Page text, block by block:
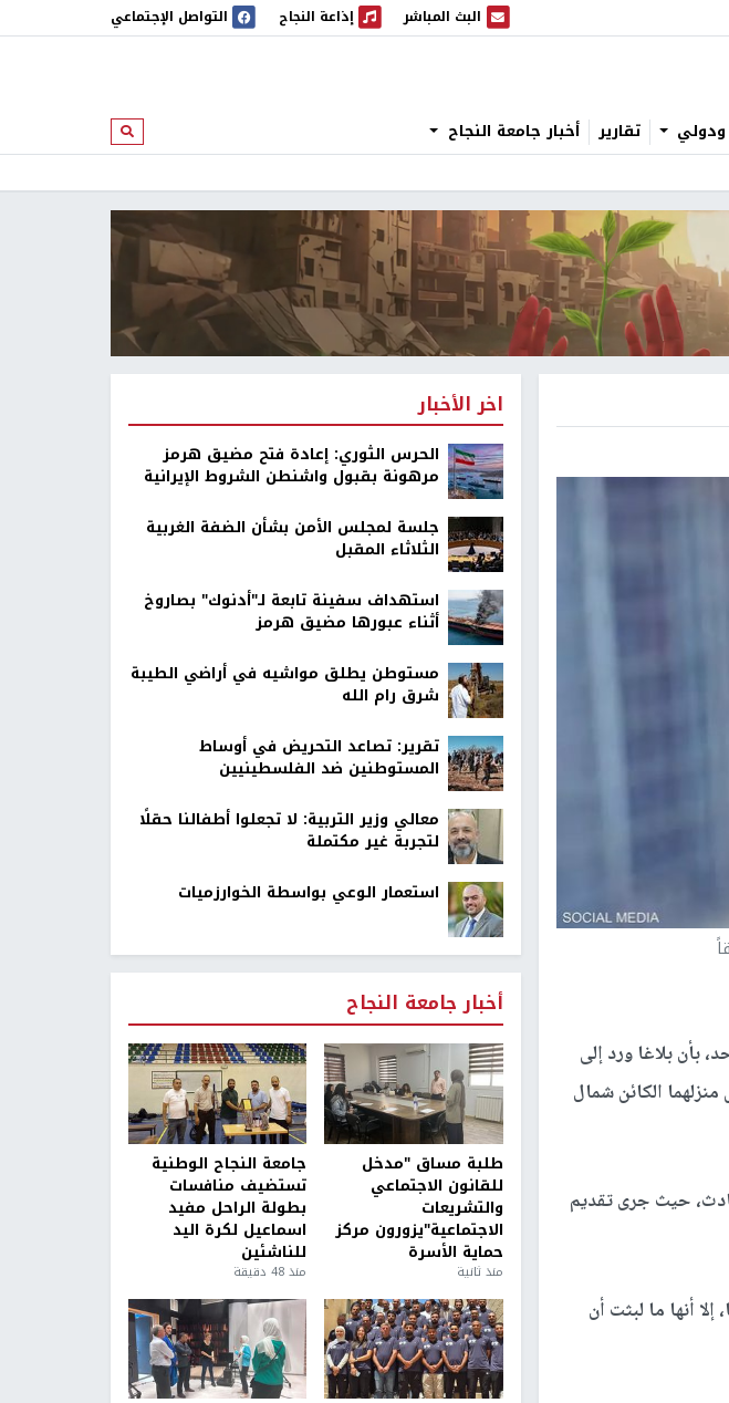
البث المباشر
البث المباشر إذاعة النجاح
إذاعة النجاح التواصل الإجتماعي
تقارير أخبار جامعة النجاح ابحث
بأن بلاغا ورد إلى
الكائن شمال
حيث جرى تقديم
أنها ما لبثت أن
اخر الأخبار
الحرس الثوري: إعادة فتح مضيق هرمز
مرهونة بقبول واشنطن الشروط الإيرانية
جلسة لمجلس الأمن بشأن الضفة الغربية
الثلاثاء المقبل
استهداف سفينة تابعة لـ"أدنوك" بصاروخ
أثناء عبورها مضيق هرمز
مستوطن يطلق مواشيه في أراضي الطيبة
شرق رام الله
تقرير: تصاعد التحريض في أوساط
المستوطنين ضد الفلسطينيين
معالي وزير التربية: لا تجعلوا أطفالنا حقلًا
لتجربة غير مكتملة
استعمار الوعي بواسطة الخوارزميات
أخبار جامعة النجاح
طلبة مساق "مدخل
للقانون الاجتماعي
والتشريعات
الاجتماعية"يزورون مركز
حماية الأسرة
منذ ثانية
جامعة النجاح الوطنية
تستضيف منافسات
بطولة الراحل مفيد
اسماعيل لكرة اليد
للناشئين
منذ 48 دقيقة